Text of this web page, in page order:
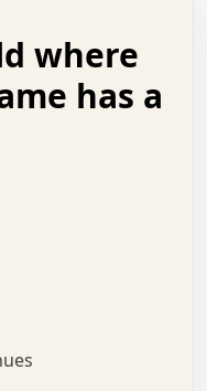
.   .   .   :   .
.   .   .   .   +
.   .   o   .   .
.   :   .   .   o
.   o   .   .   .
.   .   .   .   .
.   .   x   .   .
.   .   .   .   o
.   .   .   .   .
.   .   .   +   .
.   .   .   .   .
.   .   .   .
where
has a